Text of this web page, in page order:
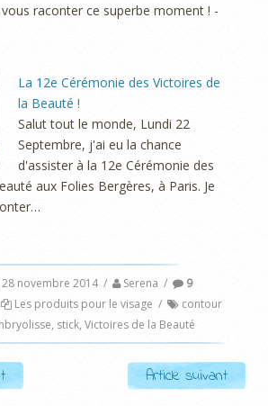
raconter ce superbe moment ! -
La 12e Cérémonie des Victoires de
la Beauté !
Salut tout le monde, Lundi 22
Septembre, j'ai eu la chance
d'assister à la 12e Cérémonie des
aux Folies Bergères, à Paris. Je
novembre 2014 / Serena /
9
Les produits pour le visage /
contour
, stick, Victoires de la Beauté
Article suivant